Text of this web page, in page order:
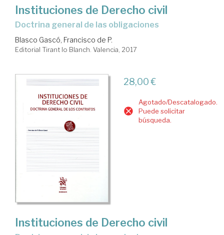
Instituciones de Derecho civil
Doctrina general de las obligaciones
Blasco Gascó, Francisco de P.
Editorial Tirant lo Blanch. Valencia, 2017
28,00 €
Agotado/Descatalogado.
Puede solicitar
búsqueda.
Instituciones de Derecho civil